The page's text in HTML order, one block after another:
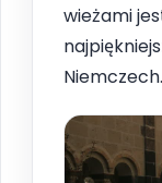
wieżami
Niemczech.